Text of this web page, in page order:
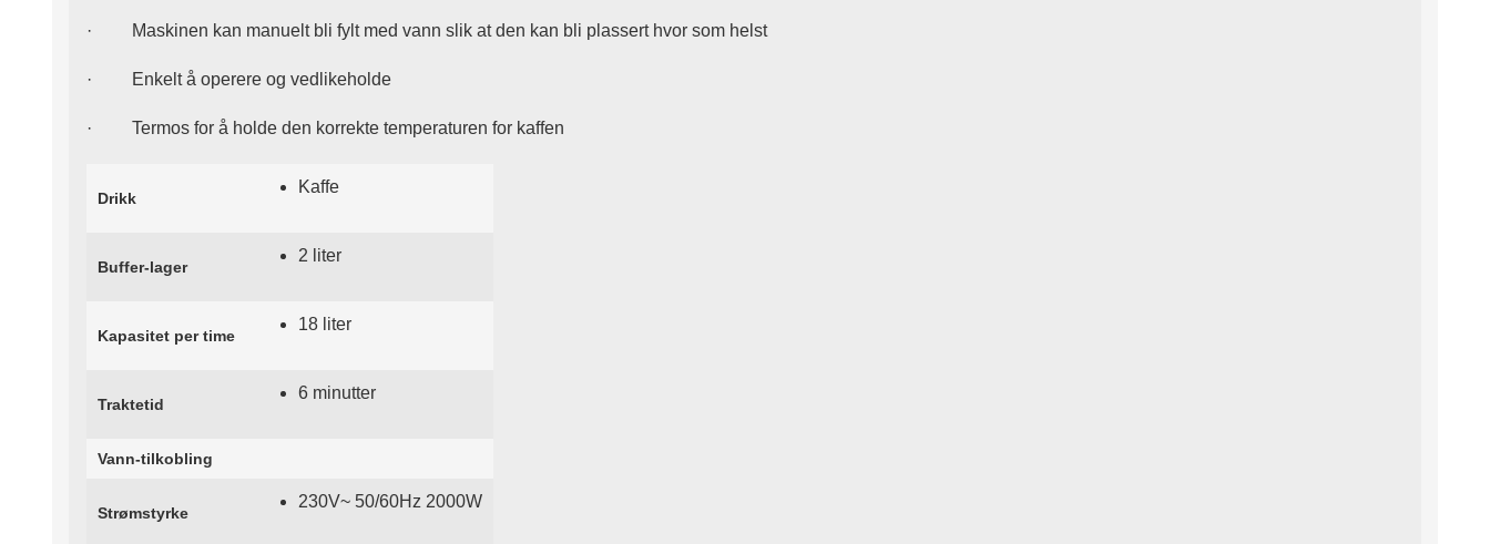
· Maskinen kan manuelt bli fylt med vann slik at den kan bli plassert hvor som helst
· Enkelt å operere og vedlikeholde
· Termos for å holde den korrekte temperaturen for kaffen
Drikk
Kaffe
Buffer-lager
2 liter
Kapasitet per time
18 liter
Traktetid
6 minutter
Vann-tilkobling
Strømstyrke
230V~ 50/60Hz 2000W